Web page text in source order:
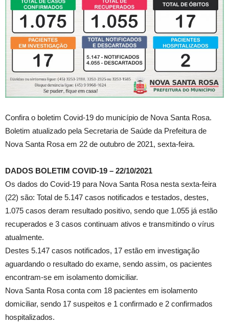
Confira o boletim Covid-19 do município de Nova Santa Rosa.
Boletim atualizado pela Secretaria de Saúde da Prefeitura de
Nova Santa Rosa em 22 de outubro de 2021, sexta-feira.
DADOS BOLETIM COVID-19 – 22/10/2021
Os dados do Covid-19 para Nova Santa Rosa nesta sexta-feira
(22) são: Total de 5.147 casos notificados e testados, destes,
1.075 casos deram resultado positivo, sendo que 1.055 já estão
recuperados e 3 casos continuam ativos e transmitindo o vírus
atualmente.
Destes 5.147 casos notificados, 17 estão em investigação
aguardando o resultado do exame, sendo assim, os pacientes
encontram-se em isolamento domiciliar.
Nova Santa Rosa conta com 18 pacientes em isolamento
domiciliar, sendo 17 suspeitos e 1 confirmado e 2 confirmados
hospitalizados.